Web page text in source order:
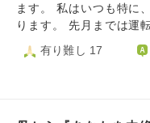
ます。 私はいつも特に
ります。 先月までは運
たり、歩行者や自転車
るだけで、当たってし
有り難し 17